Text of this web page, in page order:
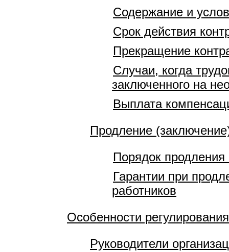
Содержание и
Срок действия
Прекращение
Случаи, когда
заключенного на
Выплата
Продление
Порядок продления
Гарантии при
работников
Особенности
Руководители